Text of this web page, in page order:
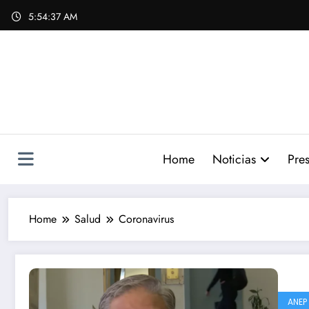
Skip
5:54:38 AM
Home Noticias
Home Salud Coronavirus
ANEP